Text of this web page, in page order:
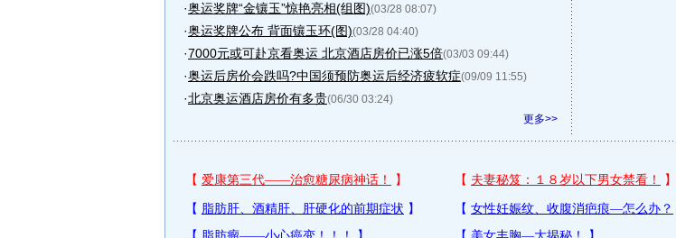
·奥运奖牌“金镶玉”惊艳亮相(组图)(03/28 08:07)
·奥运奖牌公布 背面镶玉环(图)(03/28 04:40)
·7000元或可赴京看奥运 北京酒店房价已涨5倍(03/03 09:44)
·奥运后房价会跌吗?中国须预防奥运后经济疲软症(09/09 11:55)
·北京奥运酒店房价有多贵(06/30 03:24)
更多>>